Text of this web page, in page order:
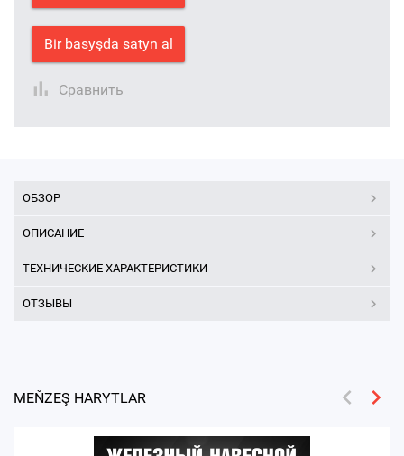
Bir basyşda satyn al
Сравнить
ОБЗОР
ОПИСАНИЕ
ТЕХНИЧЕСКИЕ ХАРАКТЕРИСТИКИ
ОТЗЫВЫ
MEŇZEŞ HARYTLAR